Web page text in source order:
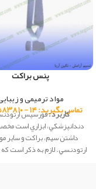
پنس براکت
مواد ترمیمی و
تماس بگیرید: ۱۴ - ۰۲۱۶۶۵۸۳۸۱۰
کاربرد :فورسپس
دندانپزشكي، ابزاري است
داشتن سيم، براکت و ساير
ارتودنسي. لازم به ذکر است